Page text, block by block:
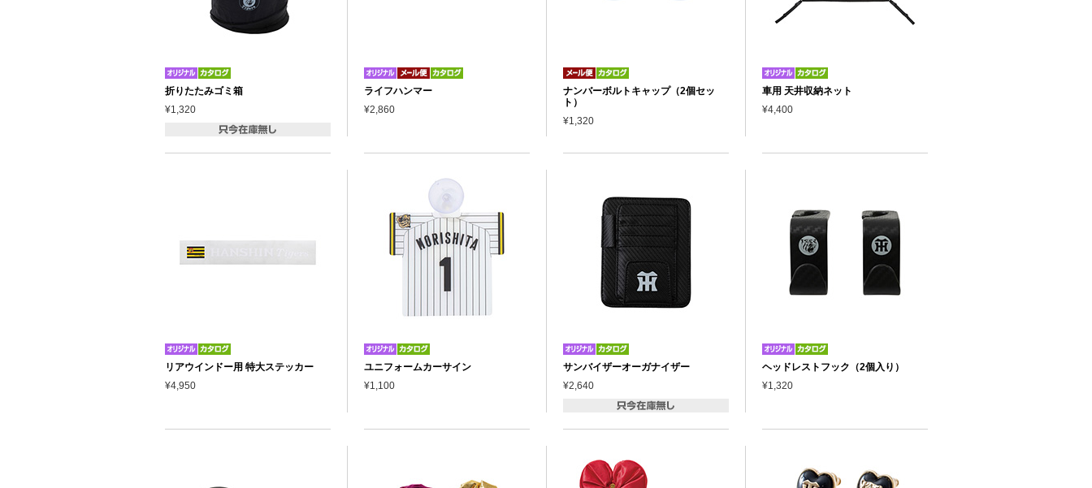
折りたたみゴミ箱
¥1,320
ライフハンマー
¥2,860
ナンバーボルトキャップ（2個セッ
ト）
¥1,320
車用 天井収納ネット
¥4,400
リアウインドー用 特大ステッカー
¥4,950
ユニフォームカーサイン
¥1,100
サンバイザーオーガナイザー
¥2,640
ヘッドレストフック（2個入り）
¥1,320